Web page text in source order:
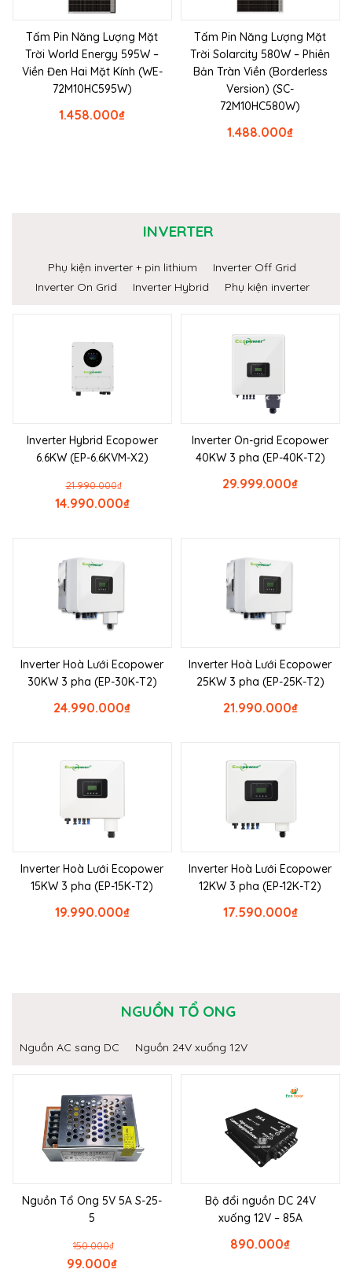
Tấm Pin Năng Lượng Mặt
Trời World Energy 595W –
Viền Đen Hai Mặt Kính (WE-
72M10HC595W)
₫
1.458.000
Tấm Pin Năng Lượng Mặt
Trời Solarcity 580W – Phiên
Bản Tràn Viền (Borderless
Version) (SC-
72M10HC580W)
₫
1.488.000
INVERTER
Phụ kiện inverter + pin lithium
Inverter Off Grid
Inverter On Grid
Inverter Hybrid Phụ kiện inverter
Inverter Hybrid Ecopower
6.6KW (EP-6.6KVM-X2)
₫
21.990.000
₫
14.990.000
Inverter On-grid Ecopower
40KW 3 pha (EP-40K-T2)
₫
29.999.000
Inverter Hoà Lưới Ecopower
30KW 3 pha (EP-30K-T2)
₫
24.990.000
Inverter Hoà Lưới Ecopower
25KW 3 pha (EP-25K-T2)
₫
21.990.000
Inverter Hoà Lưới Ecopower
15KW 3 pha (EP-15K-T2)
₫
19.990.000
Inverter Hoà Lưới Ecopower
12KW 3 pha (EP-12K-T2)
₫
17.590.000
NGUỒN TỔ ONG
Nguồn AC sang DC Nguồn 24V xuống 12V
Nguồn Tổ Ong 5V 5A S-25-
5
₫
150.000
₫
99.000
Bộ đổi nguồn DC 24V
xuống 12V – 85A
₫
890.000